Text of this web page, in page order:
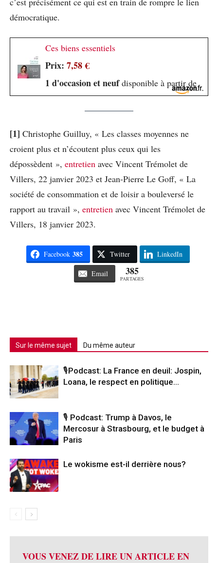
démocratique.
Ces biens essentiels
Prix: 7,58 €
1 d'occasion et neufdisponible à partir de
[1] Christophe Guilluy, « Les classes moyennes ne
croient plus et n’écoutent plus ceux qui les
dépossèdent », entretien avec Vincent Trémolet de
Villers, 22 janvier 2023 et Jean-Pierre Le Goff, « La
société de consommation et de loisir a bouleversé le
rapport au travail », entretien avec Vincent Trémolet de
Villers, 18 janvier 2023.
Facebook 385 Twitter LinkedIn
Email 385
PARTAGES
Sur le même sujet Du même auteur
🎙️Podcast: La France en deuil: Jospin,
Loana, le respect en politique…
🎙️ Podcast: Trump à Davos, le
Mercosur à Strasbourg, et le budget à
Paris
Le wokisme est-il derrière nous?
VOUS VENEZ DE LIRE UN ARTICLE EN